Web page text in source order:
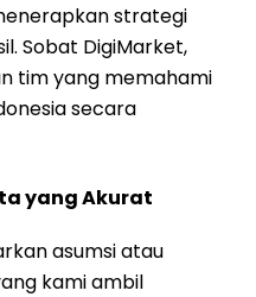
strategi
Sobat DigiMarket,
tim yang memahami
secara
yang Akurat
asumsi atau
kami ambil